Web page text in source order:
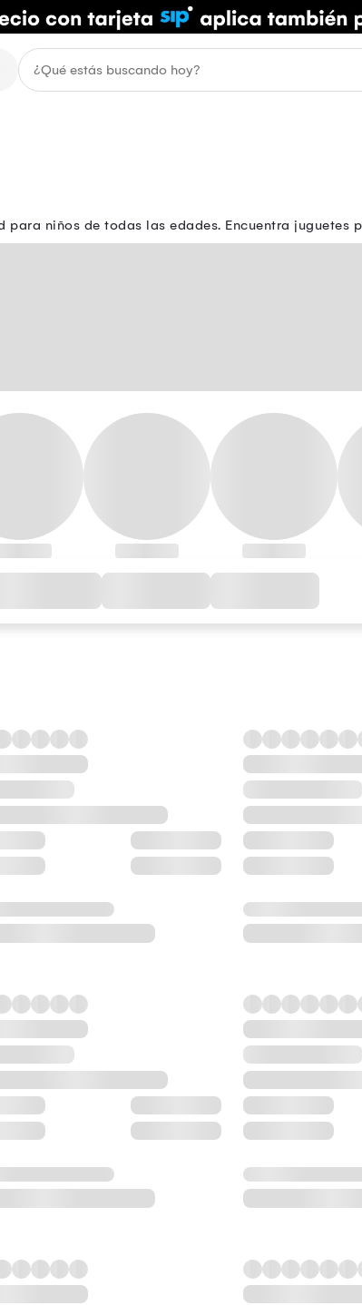
niños de todas las edades. Encuentra